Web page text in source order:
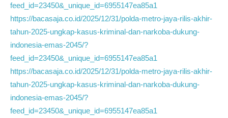
feed_id=23450&_unique_id=6955147ea85a1
https://bacasaja.co.id/2025/12/31/polda-metro-jaya-rilis-akhir-
tahun-2025-ungkap-kasus-kriminal-dan-narkoba-dukung-
indonesia-emas-2045/?
feed_id=23450&_unique_id=6955147ea85a1
https://bacasaja.co.id/2025/12/31/polda-metro-jaya-rilis-akhir-
tahun-2025-ungkap-kasus-kriminal-dan-narkoba-dukung-
indonesia-emas-2045/?
feed_id=23450&_unique_id=6955147ea85a1